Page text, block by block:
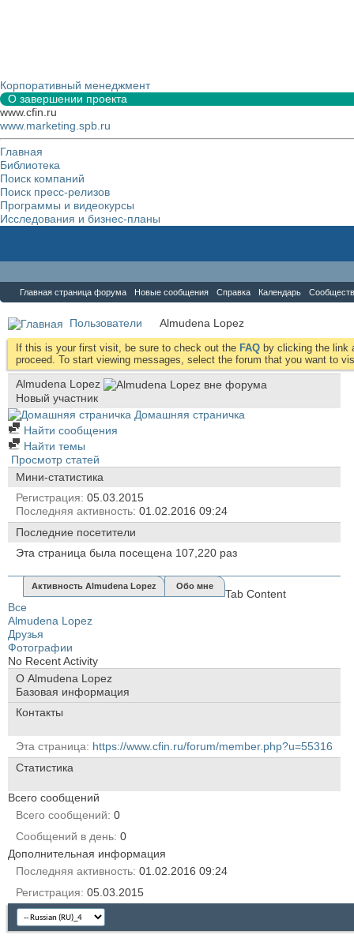
Корпоративный менеджмент
О завершении проекта
www.cfin.ru
www.marketing.spb.ru
Главная
Библиотека
Поиск компаний
Поиск пресс-релизов
Программы и видеокурсы
Исследования и бизнес-планы
Главная страница форума Новые сообщения Справка Календарь
Пользователи Almudena Lopez
If this is your first visit, be sure to check out the FAQ by clicking the link
proceed. To start viewing messages, select the forum that you want to
Almudena Lopez
Новый участник
Домашняя страничка
Найти сообщения
Найти темы
Просмотр статей
Мини-статистика
Регистрация 05.03.2015
Последняя активность 01.02.2016 09:24
Последние посетители
Эта страница была посещена 107,220 раз
Активность Almudena Lopez Обо мне
Tab Content
Все
Almudena Lopez
Друзья
Фотографии
No Recent Activity
О Almudena Lopez
Базовая информация
Контакты
Эта страница
https://www.cfin.ru/forum/member.php?u=55316
Статистика
Всего сообщений
Всего сообщений 0
Сообщений в день 0
Дополнительная информация
Последняя активность 01.02.2016 09:24
Регистрация 05.03.2015